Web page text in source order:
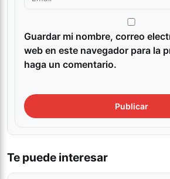
Guardar mi nombre, correo
web en este navegador para la
haga un comentario.
Te puede interesar